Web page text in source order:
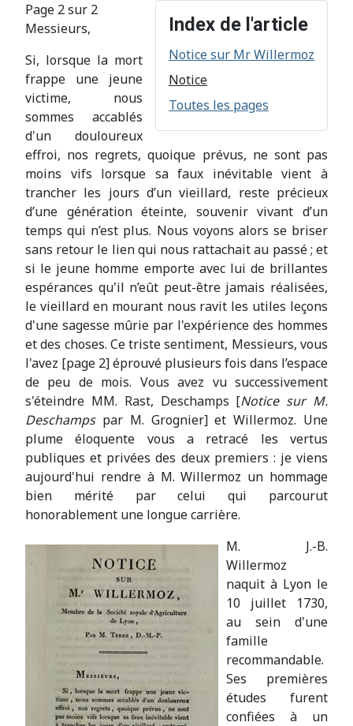
Index de l'article
Notice sur Mr Willermoz
Notice
Toutes les pages
Page 2 sur 2
Messieurs,
Si, lorsque la mort
frappe une jeune
victime, nous
sommes accablés
d'un douloureux
effroi, nos regrets, quoique prévus, ne sont pas
moins vifs lorsque sa faux inévitable vient à
trancher les jours d’un vieillard, reste précieux
d’une génération éteinte, souvenir vivant d’un
temps qui n’est plus. Nous voyons alors se briser
sans retour le lien qui nous rattachait au passé ; et
si le jeune homme emporte avec lui de brillantes
espérances qu'il n’eût peut-être jamais réalisées,
le vieillard en mourant nous ravit les utiles leçons
d'une sagesse mûrie par l'expérience des hommes
et des choses. Ce triste sentiment, Messieurs, vous
l'avez [page 2] éprouvé plusieurs fois dans l’espace
de peu de mois. Vous avez vu successivement
s'éteindre MM. Rast, Deschamps [Notice sur M.
Deschampspar M. Grognier] et Willermoz. Une
plume éloquente vous a retracé les vertus
publiques et privées des deux premiers : je viens
aujourd'hui rendre à M. Willermoz un hommage
bien mérité par celui qui parcourut
honorablement une longue carrière.
M. J.-B.
Willermoz
naquit à Lyon le
10 juillet 1730,
au sein d'une
famille
recommandable.
Ses premières
études furent
confiées à un